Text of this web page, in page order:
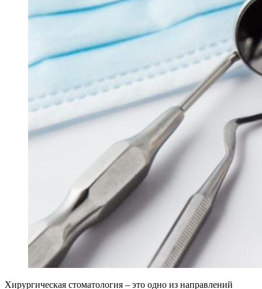
Хирургическая стоматология – это одно из направлений